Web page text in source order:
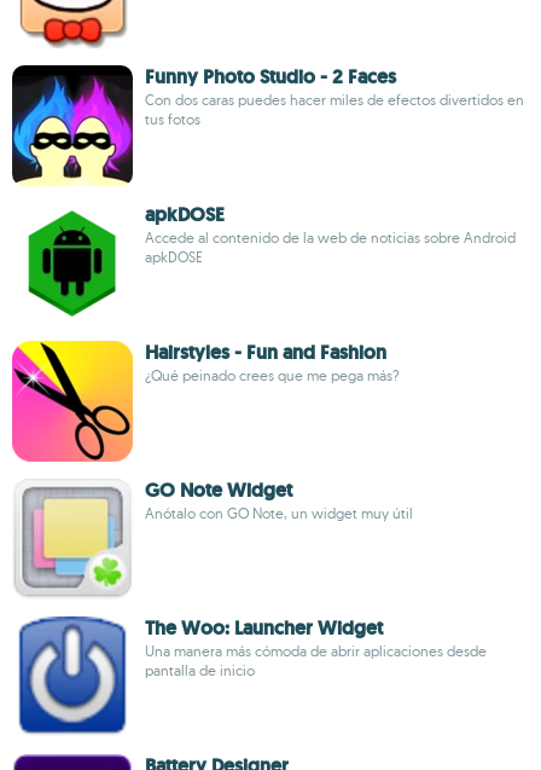
Funny Photo Studio - 2 Faces
Con dos caras puedes hacer miles de efectos divertidos en
tus fotos
apkDOSE
Accede al contenido de la web de noticias sobre Android
apkDOSE
Hairstyles - Fun and Fashion
¿Qué peinado crees que me pega más?
GO Note Widget
Anótalo con GO Note, un widget muy útil
The Woo: Launcher Widget
Una manera más cómoda de abrir aplicaciones desde
pantalla de inicio